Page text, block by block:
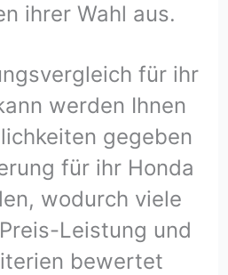
ihrer Wahl aus.
für ihr
werden Ihnen
gegeben
für ihr Honda
wodurch viele
Leistung und
bewertet